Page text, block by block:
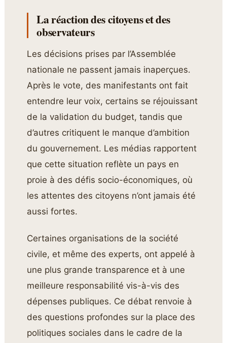
La réaction des citoyens et des
observateurs
Les décisions prises par l’Assemblée
nationale ne passent jamais inaperçues.
Après le vote, des manifestants ont fait
entendre leur voix, certains se réjouissant
de la validation du budget, tandis que
d’autres critiquent le manque d’ambition
du gouvernement. Les médias rapportent
que cette situation reflète un pays en
proie à des défis socio-économiques, où
les attentes des citoyens n’ont jamais été
aussi fortes.
Certaines organisations de la société
civile, et même des experts, ont appelé à
une plus grande transparence et à une
meilleure responsabilité vis-à-vis des
dépenses publiques. Ce débat renvoie à
des questions profondes sur la place des
politiques sociales dans le cadre de la